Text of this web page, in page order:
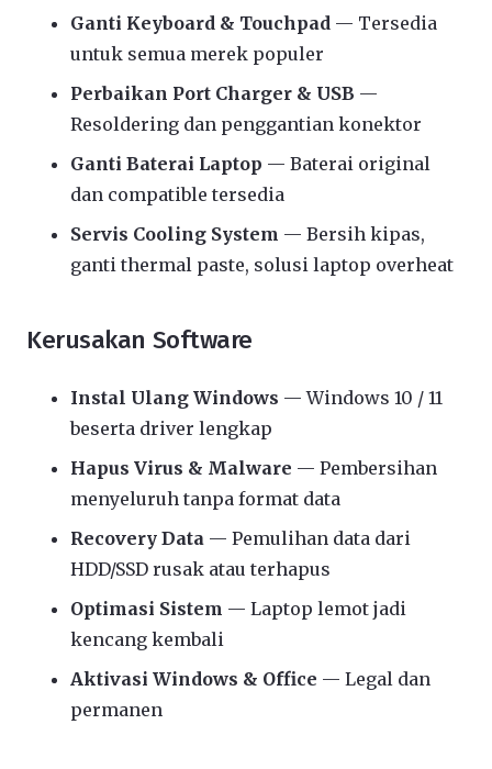
Ganti Keyboard & Touchpad — Tersedia
untuk semua merek populer
Perbaikan Port Charger & USB —
Resoldering dan penggantian konektor
Ganti Baterai Laptop — Baterai original
dan compatible tersedia
Servis Cooling System — Bersih kipas,
ganti thermal paste, solusi laptop overheat
Kerusakan Software
Instal Ulang Windows — Windows 10 / 11
beserta driver lengkap
Hapus Virus & Malware — Pembersihan
menyeluruh tanpa format data
Recovery Data — Pemulihan data dari
HDD/SSD rusak atau terhapus
Optimasi Sistem — Laptop lemot jadi
kencang kembali
Aktivasi Windows & Office — Legal dan
permanen